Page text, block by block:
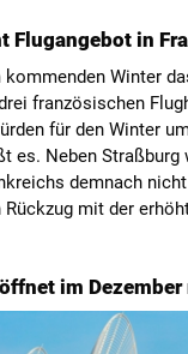
Flugangebot in
kommenden Winter
französischen
für den Winter
es. Neben Straßburg
demnach
Rückzug mit der
im